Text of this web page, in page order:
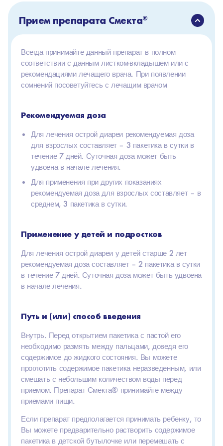
Прием препарата Смекта®
Всегда принимайте данный препарат в полном
соответствии с данным листком-вкладышем или с
рекомендациями лечащего врача. При появлении
сомнений посоветуйтесь с лечащим врачом
Рекомендуемая доза
Для лечения острой диареи рекомендуемая доза
для взрослых составляет – 3 пакетика в сутки в
течение 7 дней. Суточная доза может быть
удвоена в начале лечения.
Для применения при других показаниях
рекомендуемая доза для взрослых составляет – в
среднем, 3 пакетика в сутки.
Применение у детей и подростков
Для лечения острой диареи у детей старше 2 лет
рекомендуемая доза составляет – 2 пакетика в сутки
в течение 7 дней. Суточная доза может быть удвоена
в начале лечения.
Путь и (или) способ введения
Внутрь. Перед открытием пакетика с пастой его
необходимо размять между пальцами, доведя его
содержимое до жидкого состояния. Вы можете
проглотить содержимое пакетика неразведенным, или
смешать с небольшим количеством воды перед
приемом. Препарат Смекта® принимайте между
приемами пищи.
Если препарат предполагается принимать ребенку, то
Вы можете предварительно растворить содержимое
пакетика в детской бутылочке или перемешать с